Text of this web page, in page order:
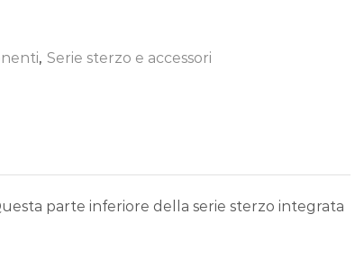
, Serie sterzo e accessori
parte inferiore della serie sterzo integrata